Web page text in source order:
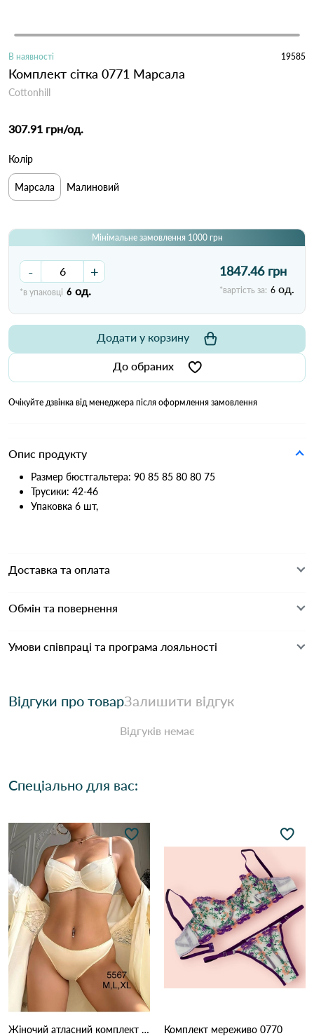
В наявності 19585
Комплект сітка 0771 Марсала
Cottonhill
307.91 грн/од.
Колір
Марсала Малиновий
Мінімальне замовлення 1000 грн
- +
*в упаковці 6 од.
1847.46 грн
*вартість за: 6 од.
До обраних
Додати у корзину
Очікуйте дзвінка від менеджера після оформлення замовлення
Опис продукту
Размер бюстгальтера: 90 85 85 80 80 75
Трусики: 42-46
Упаковка 6 шт,
Доставка та оплата
Обмін та повернення
Умови співпраці та програма лояльності
Відгуки про товарЗалишити відгук
Відгуків немає
Спеціально для вас:
Жіночий атласний комплект білизни: бюстгальтер на кісточках та трусики (Опт) 5567 Айворі Комплект мереживо 0770